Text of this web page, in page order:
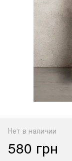
Нет в наличии
580 грн